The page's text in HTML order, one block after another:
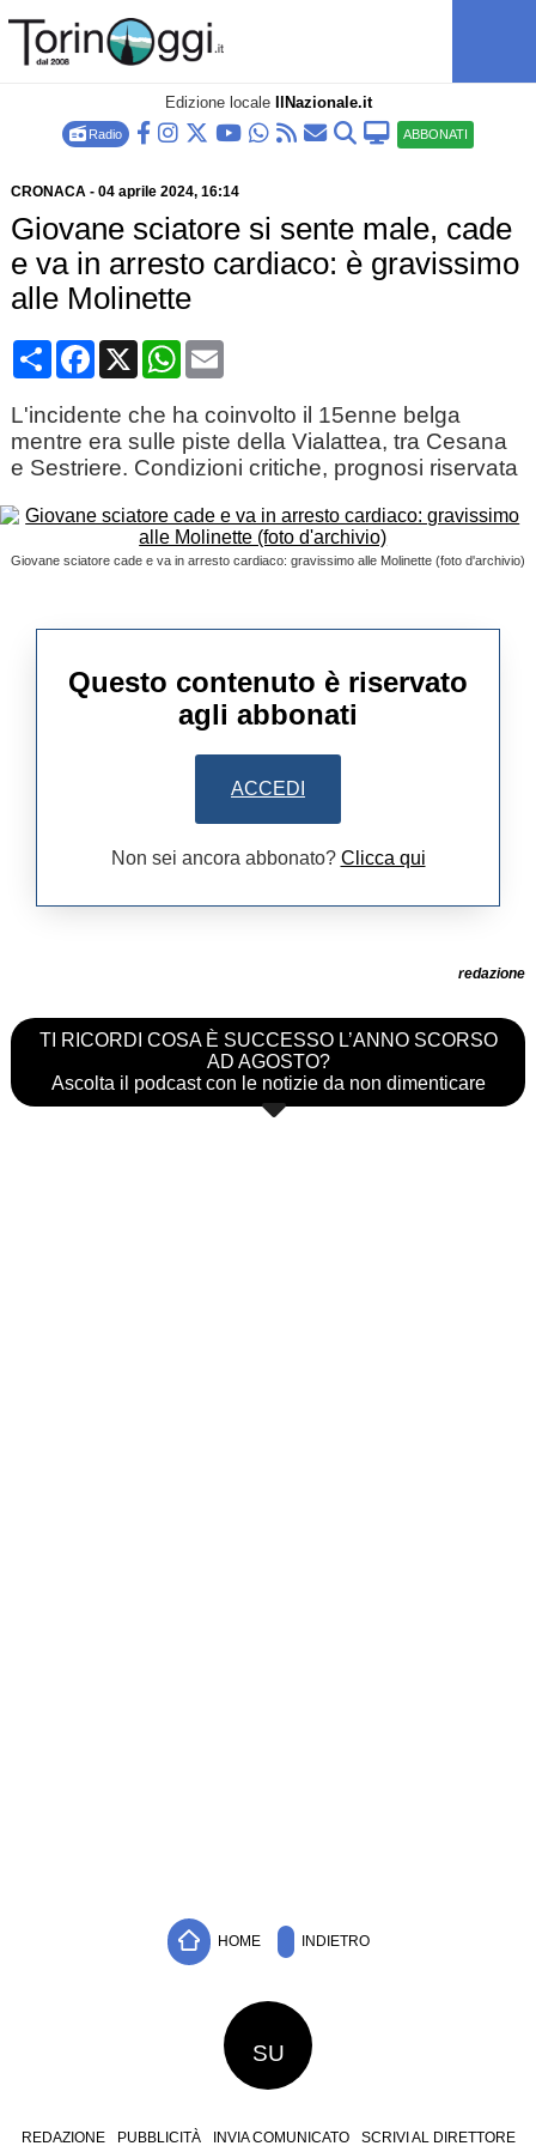
Edizione locale IlNazionale.it
Radio ABBONATI
CRONACA- 04 aprile 2024, 16:14
Giovane sciatore si sente male, cade
e va in arresto cardiaco: è gravissimo
alle Molinette
CondividiFacebook
X WhatsApp
Email
L'incidente che ha coinvolto il 15enne belga
mentre era sulle piste della Vialattea, tra Cesana
e Sestriere. Condizioni critiche, prognosi riservata
Giovane sciatore cade e va in arresto cardiaco: gravissimo alle Molinette (foto d'archivio)
Questo contenuto è riservato
agli abbonati
ACCEDI
Non sei ancora abbonato? Clicca qui
redazione
TI RICORDI COSA È SUCCESSO L’ANNO SCORSO
AD AGOSTO?
Ascolta il podcast con le notizie da non dimenticare
HOME INDIETRO
SU
REDAZIONE PUBBLICITÀ INVIA COMUNICATO SCRIVI AL DIRETTORE